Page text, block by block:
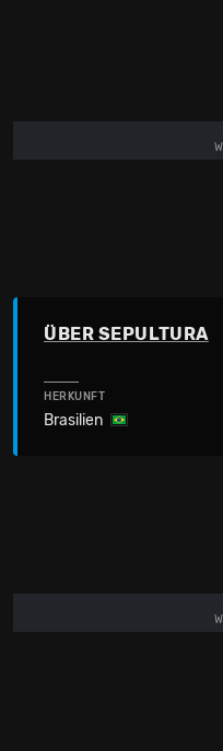
ÜBER SEPULTURA
HERKUNFT
Brasilien